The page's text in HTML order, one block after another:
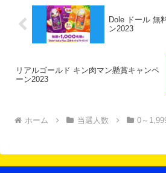
Dole ドール 無
ン2023
リアルゴールド キン肉マン懸賞キャンペ
ーン2023
ホーム 当選人数 0～